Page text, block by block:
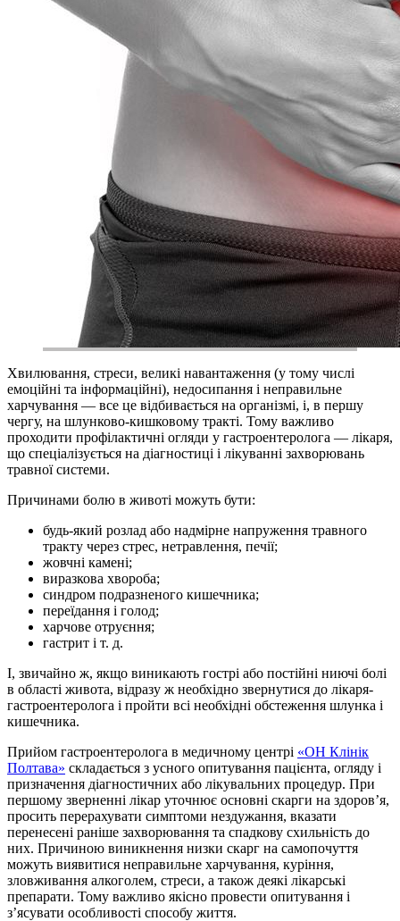
Хвилювання, стреси, великі навантаження (у тому числі
емоційні та інформаційні), недосипання і неправильне
харчування — все це відбивається на організмі, і, в першу
чергу, на шлунково-кишковому тракті. Тому важливо
проходити профілактичні огляди у гастроентеролога — лікаря,
що спеціалізується на діагностиці і лікуванні захворювань
травної системи.
Причинами болю в животі можуть бути:
будь-який розлад або надмірне напруження травного
тракту через стрес, нетравлення, печії;
жовчні камені;
виразкова хвороба;
синдром подразненого кишечника;
переїдання і голод;
харчове отруєння;
гастрит і т. д.
І, звичайно ж, якщо виникають гострі або постійні ниючі болі
в області живота, відразу ж необхідно звернутися до лікаря-
гастроентеролога і пройти всі необхідні обстеження шлунка і
кишечника.
Прийом гастроентеролога в медичному центрі «ОН Клінік
Полтава» складається з усного опитування пацієнта, огляду і
призначення діагностичних або лікувальних процедур. При
першому зверненні лікар уточнює основні скарги на здоров’я,
просить перерахувати симптоми нездужання, вказати
перенесені раніше захворювання та спадкову схильність до
них. Причиною виникнення низки скарг на самопочуття
можуть виявитися неправильне харчування, куріння,
зловживання алкоголем, стреси, а також деякі лікарські
препарати. Тому важливо якісно провести опитування і
з’ясувати особливості способу життя.